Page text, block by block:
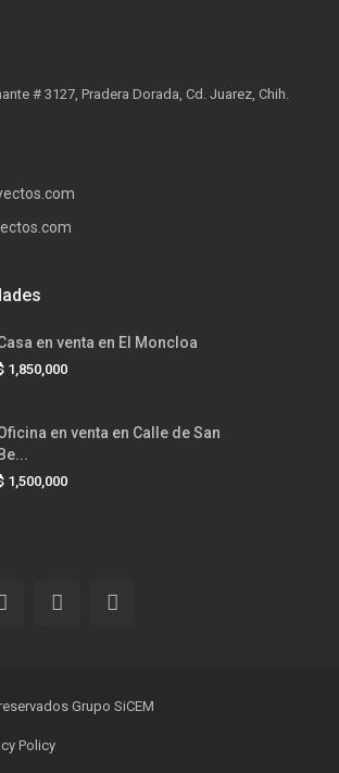
# 3127, Pradera Dorada, Cd. Juarez, Chih.
en venta en El Moncloa
1,850,000
en venta en Calle de San
Be...
1,500,000
Grupo SiCEM
Policy